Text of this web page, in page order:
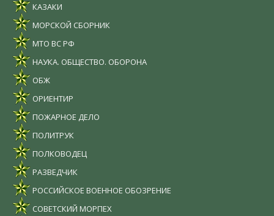
КАЗАКИ
МОРСКОЙ СБОРНИК
МТО ВС РФ
НАУКА. ОБЩЕСТВО. ОБОРОНА
ОБЖ
ОРИЕНТИР
ПОЖАРНОЕ ДЕЛО
ПОЛИТРУК
ПОЛКОВОДЕЦ
РАЗВЕДЧИК
РОССИЙСКОЕ ВОЕННОЕ ОБОЗРЕНИЕ
СОВЕТСКИЙ МОРПЕХ